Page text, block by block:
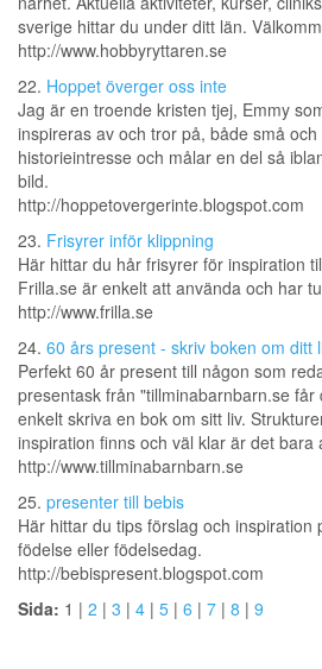
sverige hittar du under ditt län.
http://www.hobbyryttaren.se
22. Hoppet överger oss inte
Jag är en troende kristen tjej, Emmy
inspireras av och tror på, både små
historieintresse och målar en del så
bild.
http://hoppetovergerinte.blogspot.com
23. Frisyrer inför klippning
Här hittar du hår frisyrer för inspiration
Frilla.se är enkelt att använda och har
http://www.frilla.se
24. 60 års present - skriv boken om ditt
Perfekt 60 år present till någon som
presentask från "tillminabarnbarn.se
enkelt skriva en bok om sitt liv.
inspiration finns och väl klar är det bara
http://www.tillminabarnbarn.se
25. presenter till bebis
Här hittar du tips förslag och inspiration
födelse eller födelsedag.
http://bebispresent.blogspot.com
Sida: 1 | 2 | 3 | 4 | 5 | 6 | 7 | 8 | 9